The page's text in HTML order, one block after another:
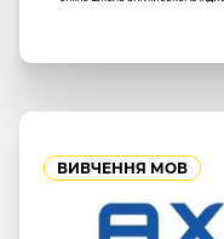
ВИВЧЕННЯ МОВ